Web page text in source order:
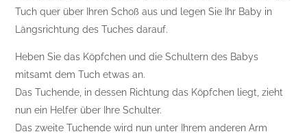
Tuch quer über Ihren Schoß aus und legen Sie Ihr Baby in
Längsrichtung des Tuches darauf.
Heben Sie das Köpfchen und die Schultern des Babys
mitsamt dem Tuch etwas an.
Das Tuchende, in dessen Richtung das Köpfchen liegt, zieht
nun ein Helfer über Ihre Schulter.
Das zweite Tuchende wird nun unter Ihrem anderen Arm